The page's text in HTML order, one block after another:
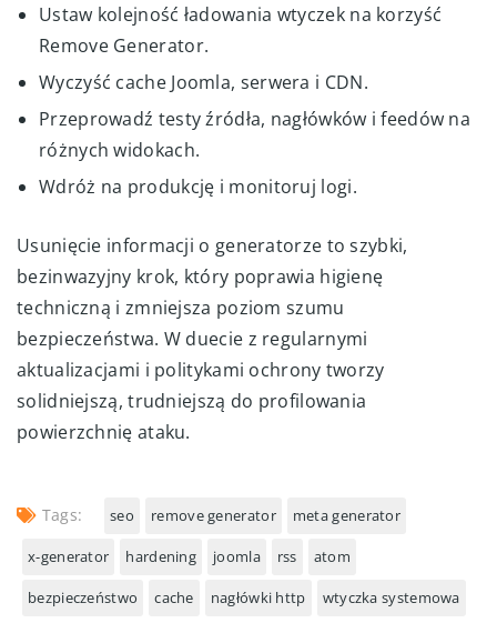
Ustaw kolejność ładowania wtyczek na korzyść
Remove Generator.
Wyczyść cache Joomla, serwera i CDN.
Przeprowadź testy źródła, nagłówków i feedów na
różnych widokach.
Wdróż na produkcję i monitoruj logi.
Usunięcie informacji o generatorze to szybki,
bezinwazyjny krok, który poprawia higienę
techniczną i zmniejsza poziom szumu
bezpieczeństwa. W duecie z regularnymi
aktualizacjami i politykami ochrony tworzy
solidniejszą, trudniejszą do profilowania
powierzchnię ataku.
Tags: seo remove generator meta generator
x-generator hardening joomla rss atom
bezpieczeństwo cache nagłówki http wtyczka systemowa